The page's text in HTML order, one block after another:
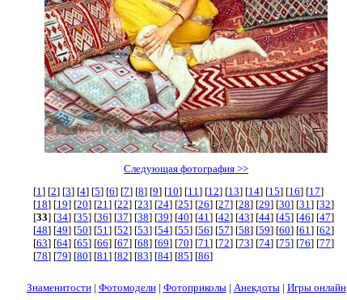
Следующая фотография >>
[1] [2] [3] [4] [5] [6] [7] [8] [9] [10] [11] [12] [13] [14] [15] [16] [17]
[18] [19] [20] [21] [22] [23] [24] [25] [26] [27] [28] [29] [30] [31] [32]
[33] [34] [35] [36] [37] [38] [39] [40] [41] [42] [43] [44] [45] [46] [47]
[48] [49] [50] [51] [52] [53] [54] [55] [56] [57] [58] [59] [60] [61] [62]
[63] [64] [65] [66] [67] [68] [69] [70] [71] [72] [73] [74] [75] [76] [77]
[78] [79] [80] [81] [82] [83] [84] [85] [86]
Знаменитости| Фотомодели| Фотоприколы| Анекдоты| Игры онлайн